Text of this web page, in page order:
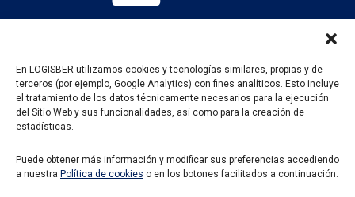
En LOGISBER utilizamos cookies y tecnologías similares, propias y de
terceros (por ejemplo, Google Analytics) con fines analíticos. Esto incluye
el tratamiento de los datos técnicamente necesarios para la ejecución
del Sitio Web y sus funcionalidades, así como para la creación de
estadísticas.
Puede obtener más información y modificar sus preferencias accediendo
a nuestra Política de cookies o en los botones facilitados a continuación:
PROGRAMA KIT DIGITAL FINANCIADO POR LOS
FONDOS NEXT GENERATION DEL MECANISMO DE